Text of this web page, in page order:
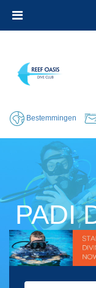
Bestemmingen
PADI